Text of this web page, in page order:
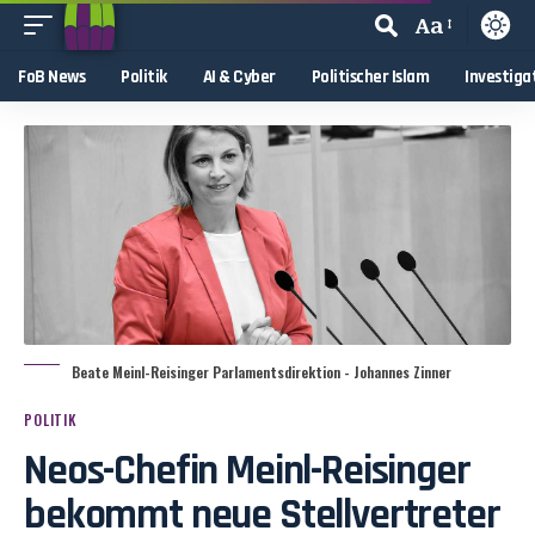
Aa
FoB News Politik AI & Cyber Politischer Islam
Beate Meinl-Reisinger Parlamentsdirektion - Johannes Zinner
POLITIK
Neos-Chefin Meinl-Reisinger
bekommt neue Stellvertreter